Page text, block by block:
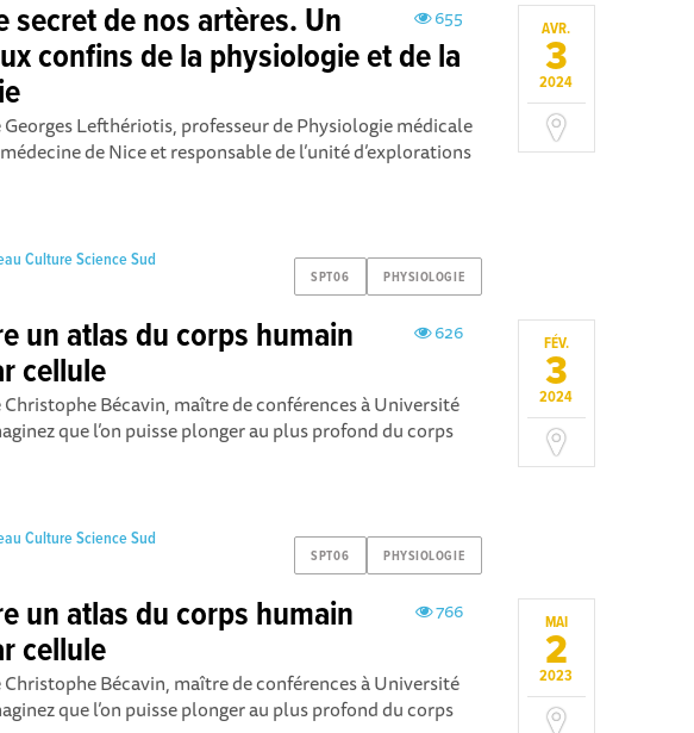
AVR.
3
2024
655
secret de nos artères. Un
confins de la physiologie et de la
Georges Lefthériotis, professeur de Physiologie médicale
de Nice et responsable de l’unité d’explorations
SPT06 PHYSIOLOGIE
Culture Science Sud
FÉV.
3
2024
626
un atlas du corps humain
cellule
Christophe Bécavin, maître de conférences à Université
que l’on puisse plonger au plus profond du corps
SPT06 PHYSIOLOGIE
Culture Science Sud
MAI
2
2023
766
un atlas du corps humain
cellule
Christophe Bécavin, maître de conférences à Université
que l’on puisse plonger au plus profond du corps